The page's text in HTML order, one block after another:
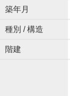
築年月
種別 / 構造
階建